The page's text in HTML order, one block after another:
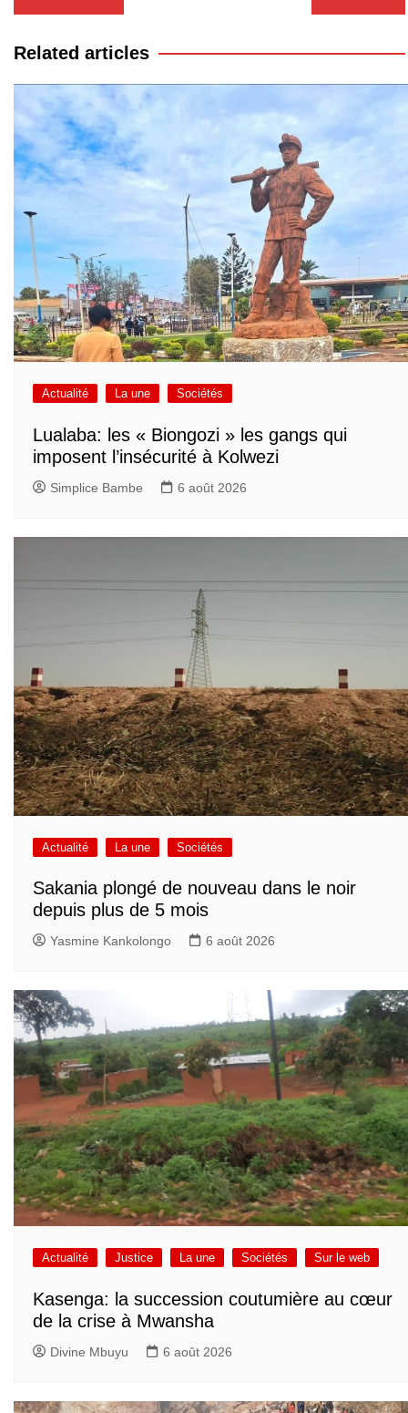
de
l’article
Related articles
Actualité La une Sociétés
Lualaba: les « Biongozi » les gangs qui
imposent l’insécurité à Kolwezi
Simplice Bambe 6 août 2026
Actualité La une Sociétés
Sakania plongé de nouveau dans le noir
depuis plus de 5 mois
Yasmine Kankolongo 6 août 2026
Actualité Justice La une Sociétés Sur le web
Kasenga: la succession coutumière au cœur
de la crise à Mwansha
Divine Mbuyu 6 août 2026